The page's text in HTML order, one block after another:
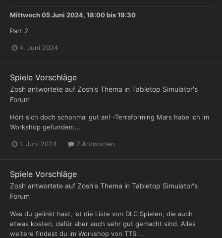
Mittwoch 05 Juni 2024, 18:00bis19:30
Part 2
4. Juni 2024
Spiele Vorschläge
Zosh antwortete auf Zosh's Thema in Tabletop Simulator's
Forum
Hört sich doch schonmal gut an! -Terraforming Mars habe ich im
Workshop gefunden:...
1. Juni 2024 7 Antworten
Spiele Vorschläge
Zosh antwortete auf Zosh's Thema in Tabletop Simulator's
Forum
Was du gelinkt hast, ist die Liste von DLC Spielen, die auch
etwas kosten, dafür aber auch sehr gut gemacht sind. Alles
weitere findest du im Workshop von TTS:...